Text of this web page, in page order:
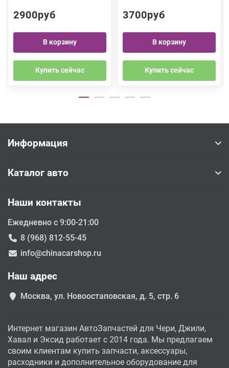
2900руб
В корзину
Купить сейчас
3700руб
В корзину
Купить сейчас
Информация
Каталог авто
Наши контакты
Ежедневно с 9:00-21:00
8 (968) 812-55-45
info@chinacarshop.ru
Наш адрес
Москва, ул. Новоостаповская, д. 5, стр. 6
Интернет магазин АвтоЗапчастей для Чери, Джили,
Хавал и Эксид работает с 2014 года. Мы предлагаем
своим клиентам купить запчасти, аксессуары,
расходники и дополнительное оборудование для